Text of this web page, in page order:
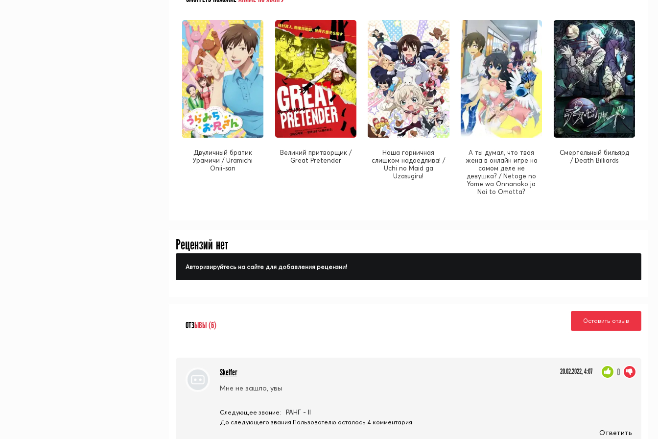
Двуличный братик
Урамичи / Uramichi
Onii-san
Великий притворщик /
Great Pretender
Наша горничная
слишком надоедлива! /
Uchi no Maid ga
Uzasugiru!
А ты думал, что твоя
жена в онлайн игре на
самом деле не
девушка? / Netoge no
Yome wa Onnanoko ja
Nai to Omotta?
Смертельный бильярд
/ Death Billiards
Рецензий нет
Авторизируйтесь на сайте для добавления рецензии!
ОТЗЫВЫ (6) Оставить отзыв
Skelfer 20.02.2022, 4:07
Мне не зашло, увы
0
Следующее звание: РАНГ - II
До следующего звания Пользователю осталось 4 комментария
Ответить